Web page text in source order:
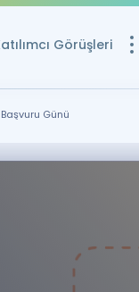
Görüşleri
Ücretsiz
Puan
YDS ve YÖKDİL
Günü